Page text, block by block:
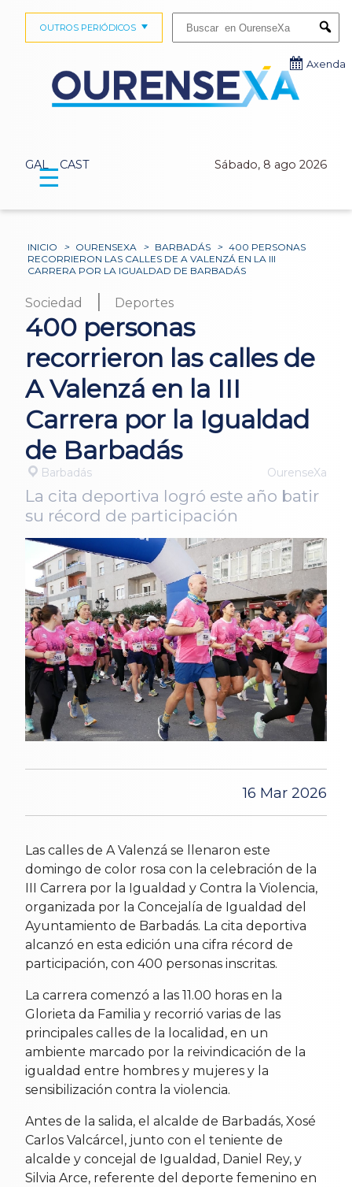
GAL CAST Sábado, 8 ago 2026
OUTROS PERIÓDICOS
Axenda
☰
INICIO > OURENSEXA > BARBADÁS > 400 PERSONAS
RECORRIERON LAS CALLES DE A VALENZÁ EN LA III
CARRERA POR LA IGUALDAD DE BARBADÁS
Sociedad | Deportes
400 personas
recorrieron las calles de
A Valenzá en la III
Carrera por la Igualdad
de Barbadás
Barbadás OurenseXa
La cita deportiva logró este año batir
su récord de participación
16 Mar 2026
Las calles de A Valenzá se llenaron este
domingo de color rosa con la celebración de la
III Carrera por la Igualdad y Contra la Violencia,
organizada por la Concejalía de Igualdad del
Ayuntamiento de Barbadás. La cita deportiva
alcanzó en esta edición una cifra récord de
participación, con 400 personas inscritas.
La carrera comenzó a las 11.00 horas en la
Glorieta da Familia y recorrió varias de las
principales calles de la localidad, en un
ambiente marcado por la reivindicación de la
igualdad entre hombres y mujeres y la
sensibilización contra la violencia.
Antes de la salida, el alcalde de Barbadás, Xosé
Carlos Valcárcel, junto con el teniente de
alcalde y concejal de Igualdad, Daniel Rey, y
Silvia Arce, referente del deporte femenino en